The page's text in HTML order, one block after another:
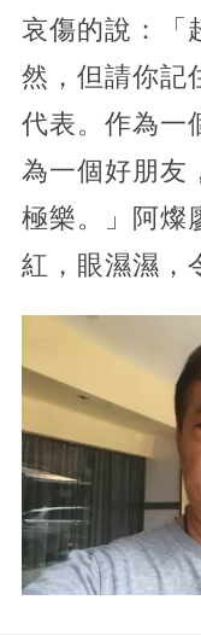
哀傷的說：「
然，但請你記
代表。作為一
為一個好朋友
極樂。」阿燦
紅，眼濕濕，